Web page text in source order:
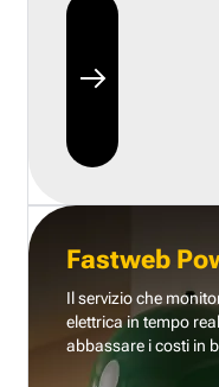
Fastweb
Il servizio che
elettrica in tempo
abbassare i costi in